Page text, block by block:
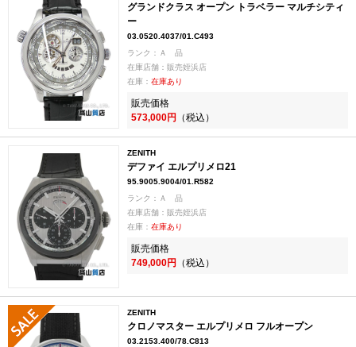
グランドクラス オープン トラベラー マルチシティ
ー
03.0520.4037/01.C493
ランク：Ａ 品
在庫店舗：販売姪浜店
在庫： 在庫あり
販売価格
573,000円 （税込）
ZENITH
デファイ エルプリメロ21
95.9005.9004/01.R582
ランク：Ａ 品
在庫店舗：販売姪浜店
在庫： 在庫あり
販売価格
749,000円 （税込）
ZENITH
クロノマスター エルプリメロ フルオープン
03.2153.400/78.C813